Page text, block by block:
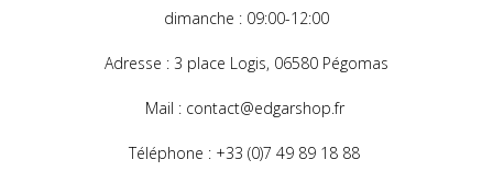
dimanche : 09:00-12:00
Adresse : 3 place Logis, 06580 Pégomas
Mail : contact@edgarshop.fr
Téléphone : +33 (0)7 49 89 18 88